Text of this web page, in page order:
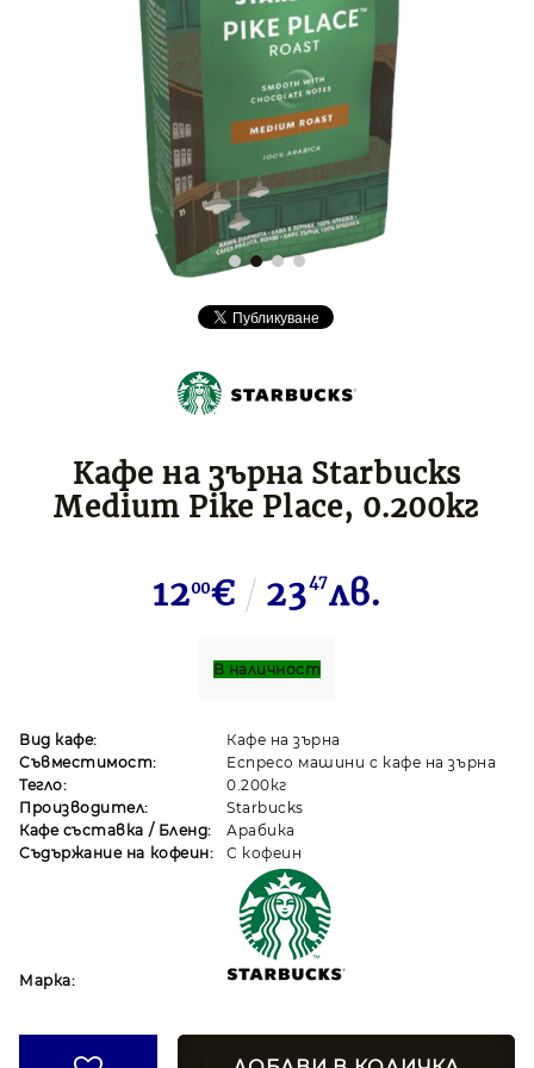
Кафе на зърна Starbucks
Medium Pike Place, 0.200кг
1200€ 2347лв.
В наличност
Вид кафе:
Кафе на зърна
Съвместимост:
Еспресо машини с кафе на зърна
Тегло:
0.200кг
Производител:
Starbucks
Кафе съставка / Бленд:
Арабика
Съдържание на кофеин:
С кофеин
Марка: